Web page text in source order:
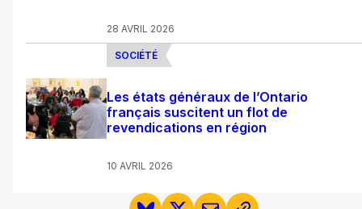
28 AVRIL 2026
SOCIÉTÉ
Les états généraux de l’Ontario
français suscitent un flot de
revendications en région
10 AVRIL 2026